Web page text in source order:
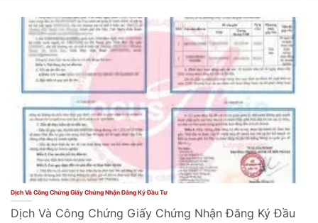
Dịch Và Công Chứng Giấy Chứng Nhận Đăng Ký Đầu Tư
Dịch Và Công Chứng Giấy Chứng Nhận Đăng Ký Đầu